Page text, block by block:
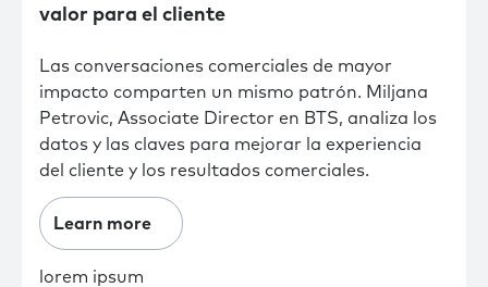
valor para el cliente
Las conversaciones comerciales de mayor
impacto comparten un mismo patrón. Miljana
Petrovic, Associate Director en BTS, analiza los
datos y las claves para mejorar la experiencia
del cliente y los resultados comerciales.
Learn more
lorem ipsum